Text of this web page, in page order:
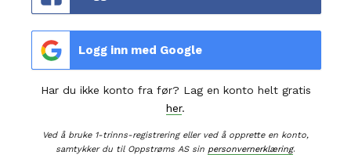
Logg inn med Google
Har du ikke konto fra før? Lag en konto helt gratis
her.
Ved å bruke 1-trinns-registrering eller ved å opprette en konto,
samtykker du til Oppstrøms AS sin personvernerklæring.